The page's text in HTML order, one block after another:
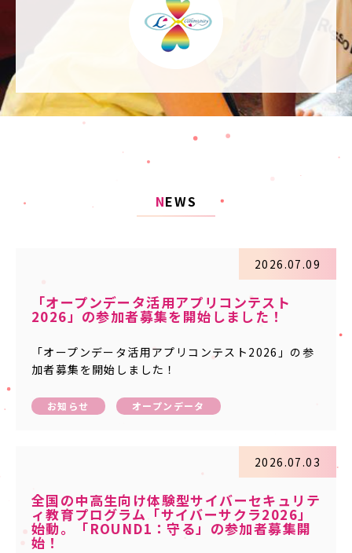
NEWS
2026.07.09
「オープンデータ活用アプリコンテスト
2026」の参加者募集を開始しました！
「オープンデータ活用アプリコンテスト2026」の参
加者募集を開始しました！
お知らせ オープンデータ
2026.07.03
全国の中高生向け体験型サイバーセキュリテ
ィ教育プログラム「サイバーサクラ2026」
始動。「ROUND1：守る」の参加者募集開
始！